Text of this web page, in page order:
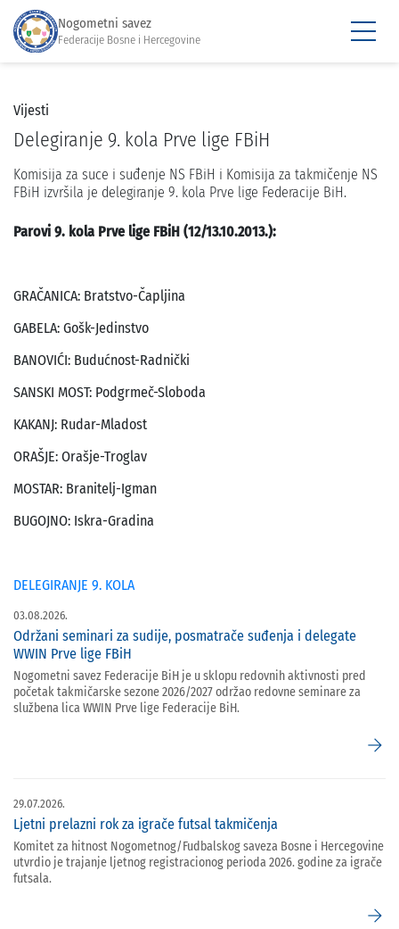
Nogometni savez
Federacije Bosne i Hercegovine
Vijesti
Delegiranje 9. kola Prve lige FBiH
Komisija za suce i suđenje NS FBiH i Komisija za takmičenje NS
FBiH izvršila je delegiranje 9. kola Prve lige Federacije BiH.
Parovi 9. kola Prve lige FBiH (12/13.10.2013.):
GRAČANICA: Bratstvo-Čapljina
GABELA: Gošk-Jedinstvo
BANOVIĆI: Budućnost-Radnički
SANSKI MOST: Podgrmeč-Sloboda
KAKANJ: Rudar-Mladost
ORAŠJE: Orašje-Troglav
MOSTAR: Branitelj-Igman
BUGOJNO: Iskra-Gradina
DELEGIRANJE 9. KOLA
03.08.2026.
Održani seminari za sudije, posmatrače suđenja i delegate
WWIN Prve lige FBiH
Nogometni savez Federacije BiH je u sklopu redovnih aktivnosti pred
početak takmičarske sezone 2026/2027 održao redovne seminare za
službena lica WWIN Prve lige Federacije BiH.
arrow_forward
29.07.2026.
Ljetni prelazni rok za igrače futsal takmičenja
Komitet za hitnost Nogometnog/Fudbalskog saveza Bosne i Hercegovine
utvrdio je trajanje ljetnog registracionog perioda 2026. godine za igrače
futsala.
arrow_forward